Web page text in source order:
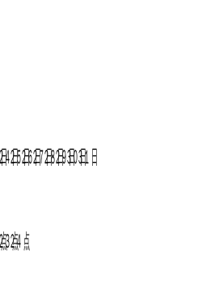
㏷㏸㏹㏺㏻㏼㏽㏾
㍯㍰